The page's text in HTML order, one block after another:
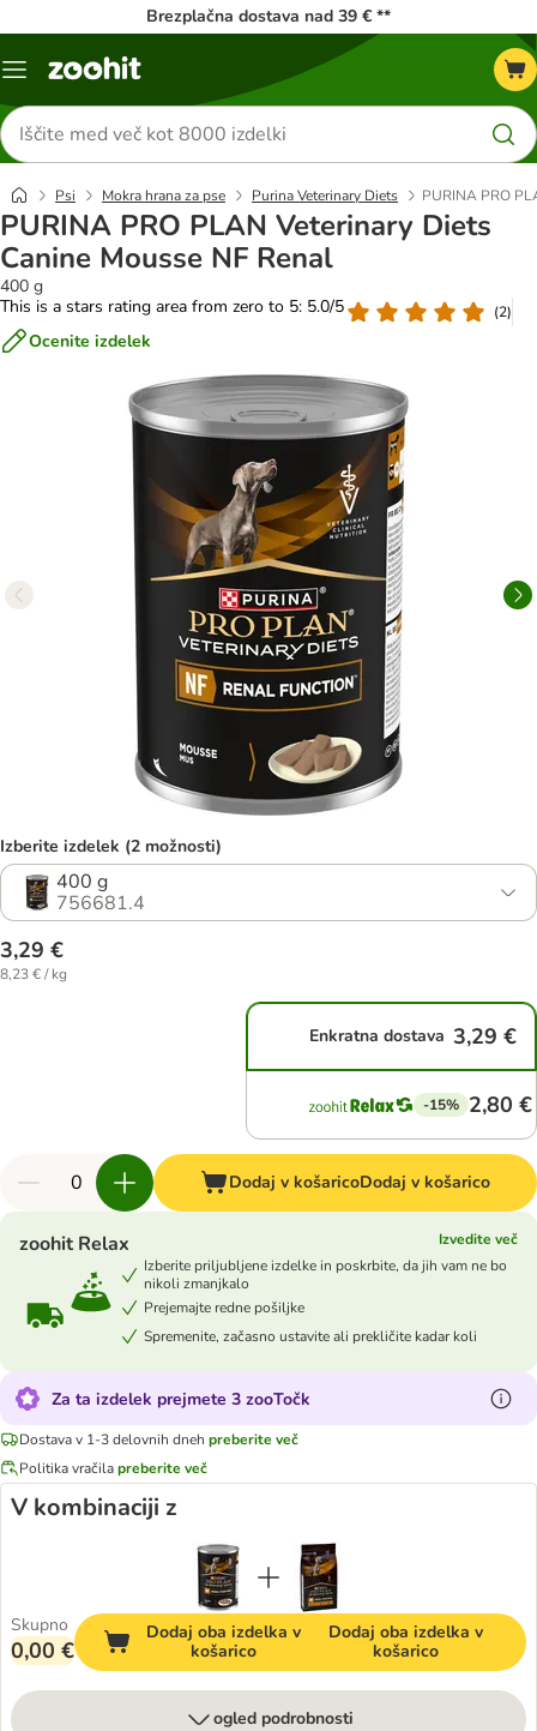
Brezplačna dostava nad 39 € **
Meni
Iskanje
izdelkov
Psi Mokra hrana za pse Purina Veterinary Diets PURINA PRO
PURINA PRO PLAN Veterinary Diets
Canine Mousse NF Renal
400 g
This is a stars rating area from zero to 5: 5.0/5
(2)
Ocenite izdelek
Izberite izdelek (2 možnosti)
400 g
756681.4
3,29 €
8,23 € / kg
Enkratna dostava 3,29 €
-15% 2,80 €
Dodaj v košaricoDodaj v košarico
zoohit Relax
Izvedite več
Izberite priljubljene izdelke in poskrbite, da jih vam ne bo
nikoli zmanjkalo
Prejemajte redne pošiljke
Spremenite, začasno ustavite ali prekličite kadar koli
Za ta izdelek prejmete 3 zooTočk
Dostava v 1-3 delovnih dneh preberite več
Politika vračilapreberite več
V kombinaciji z
Skupno
0,00 €
Dodaj oba izdelka v
košarico
Dodaj oba izdelka v
košarico
ogled podrobnosti